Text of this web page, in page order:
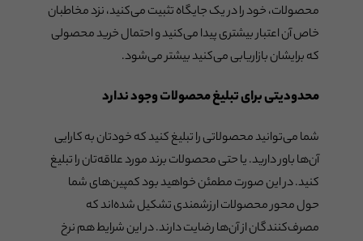
محصولات، خود را در یک جایگاه تثبیت می‌کنید، نزد مخاطبان
خاص آن اعتبار بیشتری پیدا می‌کنید و احتمال خرید محصولی
که برایشان بازاریابی می‌کنید بیشتر می‌شود.
محدودیتی برای تبلیغ محصولات وجود ندارد
شما می‌توانید محصولاتی را تبلیغ کنید که خودتان به کارایی
آن‌ها باور دارید. یا حتی محصولات برند مورد علاقه‌تان را تبلیغ
کنید. در این صورت مطمئن خواهید بود کمپین‌های شما
حول محور محصولات ارزشمندی تشکیل شده‌اند که
مصرف‌کنندگان از آن‌ها رضایت دارند. در این شرایط هم نرخ